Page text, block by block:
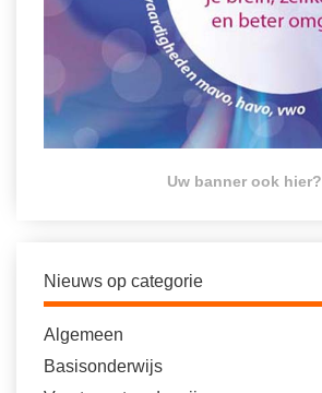
Uw banner ook hier?
Nieuws op categorie
Algemeen
Basisonderwijs